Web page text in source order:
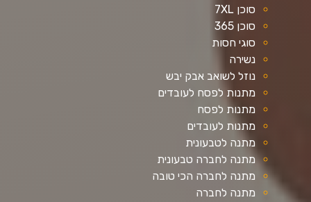
סוכן 7XL
סוכן 365
סוגי חסות
נשירה
נוזל לשואב אבק יבש
מתנות לפסח לעובדים
מתנות לפסח
מתנות לעובדים
מתנה לטבעונית
מתנה לחברה טבעונית
מתנה לחברה הכי טובה
מתנה לחברה